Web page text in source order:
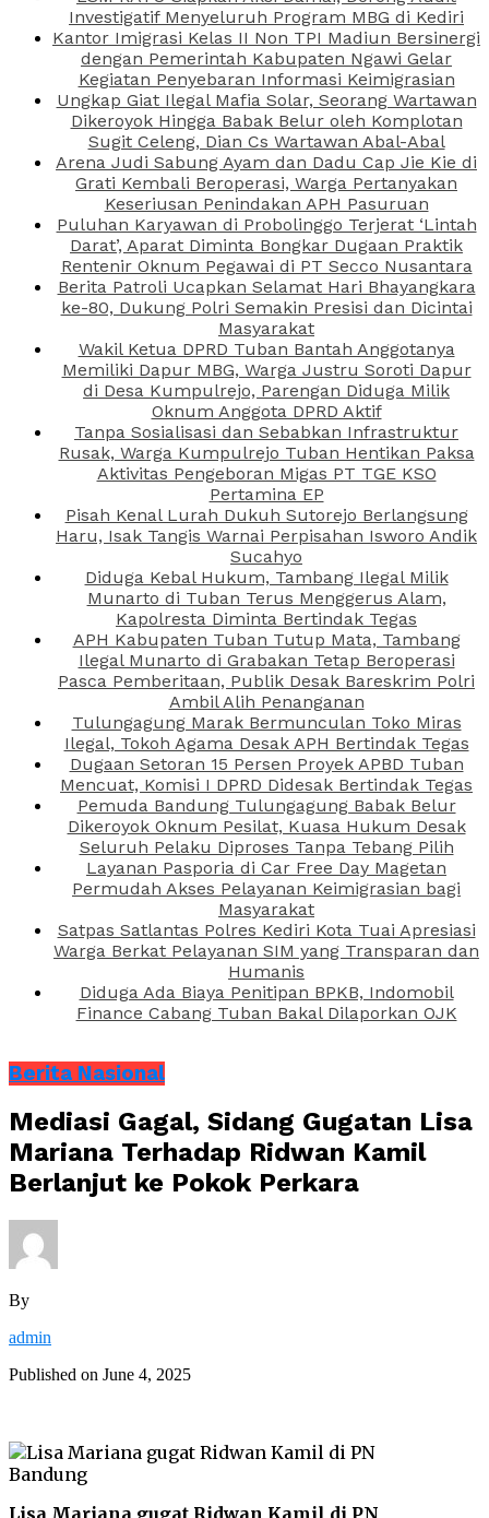
Investigatif Menyeluruh Program MBG di Kediri
Kantor Imigrasi Kelas II Non TPI Madiun Bersinergi
dengan Pemerintah Kabupaten Ngawi Gelar
Kegiatan Penyebaran Informasi Keimigrasian
Ungkap Giat Ilegal Mafia Solar, Seorang Wartawan
Dikeroyok Hingga Babak Belur oleh Komplotan
Sugit Celeng, Dian Cs Wartawan Abal-Abal
Arena Judi Sabung Ayam dan Dadu Cap Jie Kie di
Grati Kembali Beroperasi, Warga Pertanyakan
Keseriusan Penindakan APH Pasuruan
Puluhan Karyawan di Probolinggo Terjerat ‘Lintah
Darat’, Aparat Diminta Bongkar Dugaan Praktik
Rentenir Oknum Pegawai di PT Secco Nusantara
Berita Patroli Ucapkan Selamat Hari Bhayangkara
ke-80, Dukung Polri Semakin Presisi dan Dicintai
Masyarakat
Wakil Ketua DPRD Tuban Bantah Anggotanya
Memiliki Dapur MBG, Warga Justru Soroti Dapur
di Desa Kumpulrejo, Parengan Diduga Milik
Oknum Anggota DPRD Aktif
Tanpa Sosialisasi dan Sebabkan Infrastruktur
Rusak, Warga Kumpulrejo Tuban Hentikan Paksa
Aktivitas Pengeboran Migas PT TGE KSO
Pertamina EP
Pisah Kenal Lurah Dukuh Sutorejo Berlangsung
Haru, Isak Tangis Warnai Perpisahan Isworo Andik
Sucahyo
Diduga Kebal Hukum, Tambang Ilegal Milik
Munarto di Tuban Terus Menggerus Alam,
Kapolresta Diminta Bertindak Tegas
APH Kabupaten Tuban Tutup Mata, Tambang
Ilegal Munarto di Grabakan Tetap Beroperasi
Pasca Pemberitaan, Publik Desak Bareskrim Polri
Ambil Alih Penanganan
Tulungagung Marak Bermunculan Toko Miras
Ilegal, Tokoh Agama Desak APH Bertindak Tegas
Dugaan Setoran 15 Persen Proyek APBD Tuban
Mencuat, Komisi I DPRD Didesak Bertindak Tegas
Pemuda Bandung Tulungagung Babak Belur
Dikeroyok Oknum Pesilat, Kuasa Hukum Desak
Seluruh Pelaku Diproses Tanpa Tebang Pilih
Layanan Pasporia di Car Free Day Magetan
Permudah Akses Pelayanan Keimigrasian bagi
Masyarakat
Satpas Satlantas Polres Kediri Kota Tuai Apresiasi
Warga Berkat Pelayanan SIM yang Transparan dan
Humanis
Diduga Ada Biaya Penitipan BPKB, Indomobil
Finance Cabang Tuban Bakal Dilaporkan OJK
Berita Nasional
Mediasi Gagal, Sidang Gugatan Lisa
Mariana Terhadap Ridwan Kamil
Berlanjut ke Pokok Perkara
By
admin
Published on June 4, 2025